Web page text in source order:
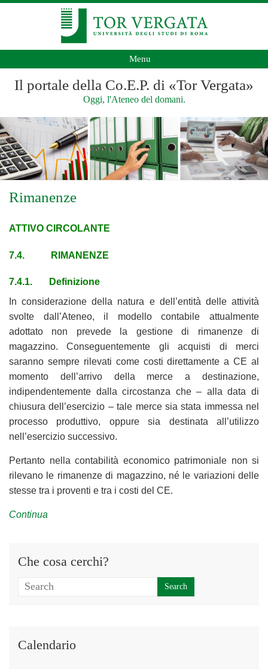
Menu
Il portale della Co.E.P. di «Tor Vergata»
Oggi, l'Ateneo del domani.
Rimanenze
ATTIVO CIRCOLANTE
7.4. RIMANENZE
7.4.1. Definizione
In considerazione della natura e dell’entità delle attività
svolte dall’Ateneo, il modello contabile attualmente
adottato non prevede la gestione di rimanenze di
magazzino. Conseguentemente gli acquisti di merci
saranno sempre rilevati come costi direttamente a CE al
momento dell’arrivo della merce a destinazione,
indipendentemente dalla circostanza che – alla data di
chiusura dell’esercizio – tale merce sia stata immessa nel
processo produttivo, oppure sia destinata all’utilizzo
nell’esercizio successivo.
Pertanto nella contabilità economico patrimoniale non si
rilevano le rimanenze di magazzino, né le variazioni delle
stesse tra i proventi e tra i costi del CE.
Continua
Che cosa cerchi?
Calendario